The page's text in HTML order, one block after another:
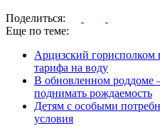
Поделиться:
Еще по теме:
Арцизский
тарифа на воду
В обновленном роддоме
поднимать рождаемость
Детям с особыми
условия